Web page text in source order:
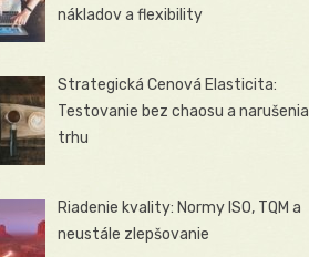
nákladov a flexibility
Strategická Cenová Elasticita:
Testovanie bez chaosu a narušenia
trhu
Riadenie kvality: Normy ISO, TQM a
neustále zlepšovanie